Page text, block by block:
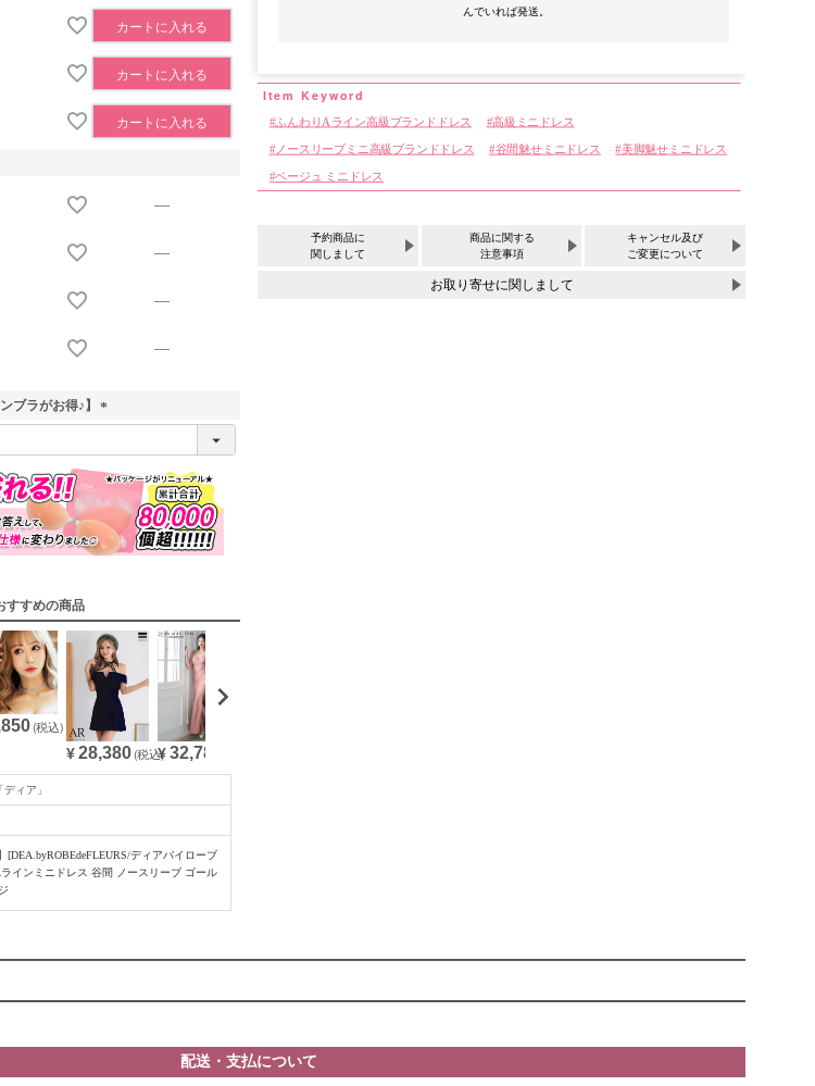
カートに入れる
カートに入れる
カートに入れる
—
—
—
—
ブラがお得♪】
(
須
すすめの商品
(税込)
¥28,380 (税込)¥32,780
ィア」
[DEA.byROBEdeFLEURS/ディアバイローブ
インミニドレス 谷間 ノースリーブ ゴール
ふんわりAライン高級ブランドドレス 高級ミニドレス
ノースリーブミニ高級ブランドドレス 谷間魅せミニドレス
美脚魅せミニドレス
ベージュ ミニドレス
予約商品に
関しまして
商品に関する
注意事項
キャンセル及び
ご変更について
お取り寄せに関しまして
配送・支払について